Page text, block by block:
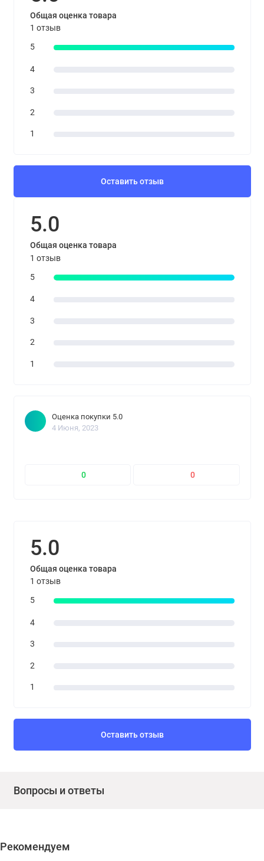
парфюмерная композиция.
Общая оценка товара
1 отзыв
5
4
3
2
1
Оставить отзыв
5.0
Общая оценка товара
1 отзыв
5
4
3
2
1
Оценка покупки 5.0
4 Июня, 2023
0 0
5.0
Общая оценка товара
1 отзыв
5
4
3
2
1
Оставить отзыв
Вопросы и ответы
Рекомендуем